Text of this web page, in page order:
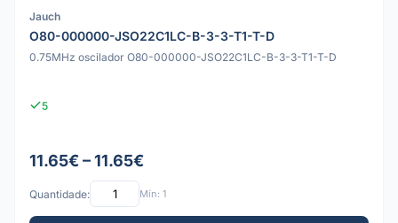
Jauch
O80-000000-JSO22C1LC-B-3-3-T1-T-D
0.75MHz oscilador O80-000000-JSO22C1LC-B-3-3-T1-T-D
5
11.65€ – 11.65€
Quantidade: Mín: 1